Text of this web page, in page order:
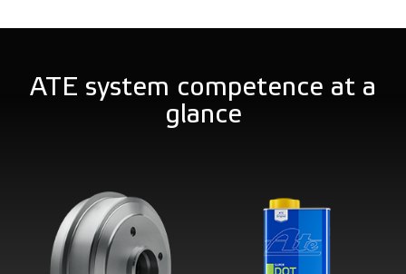
ATE system competence at a
glance